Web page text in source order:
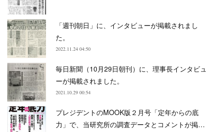
「週刊朝日」に、インタビューが掲載されまし
た。
2022.11.24 04:50
毎日新聞（10月29日朝刊）に、理事長インタビュ
ーが掲載されました。
2021.10.29 00:54
プレジデントのMOOK版２月号「定年からの底
力」で、当研究所の調査データとコメントが掲…